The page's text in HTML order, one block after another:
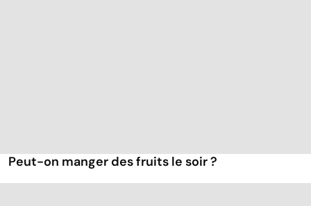
Peut-on manger des fruits le soir ?